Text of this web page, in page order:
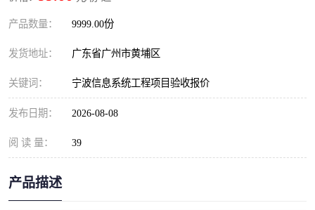
产品数量： 9999.00份
发货地址： 广东省广州市黄埔区
关键词： 宁波信息系统工程项目验收报价
发布日期： 2026-08-08
阅 读 量： 39
产品描述